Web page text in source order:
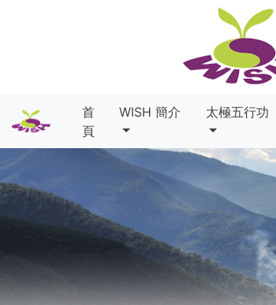
首
頁
WISH 簡介 太極五行功